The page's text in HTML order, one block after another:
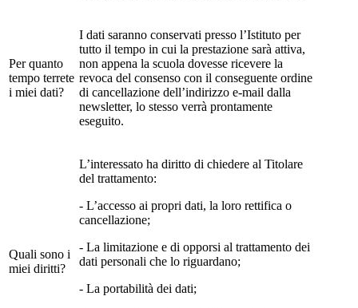
Per quanto
tempo terrete
i miei dati?
I dati saranno conservati presso l’Istituto per
tutto il tempo in cui la prestazione sarà attiva,
non appena la scuola dovesse ricevere la
revoca del consenso con il conseguente ordine
di cancellazione dell’indirizzo e-mail dalla
newsletter, lo stesso verrà prontamente
eseguito.
Quali sono i
miei diritti?
L’interessato ha diritto di chiedere al Titolare
del trattamento:
- L’accesso ai propri dati, la loro rettifica o
cancellazione;
- La limitazione e di opporsi al trattamento dei
dati personali che lo riguardano;
- La portabilità dei dati;